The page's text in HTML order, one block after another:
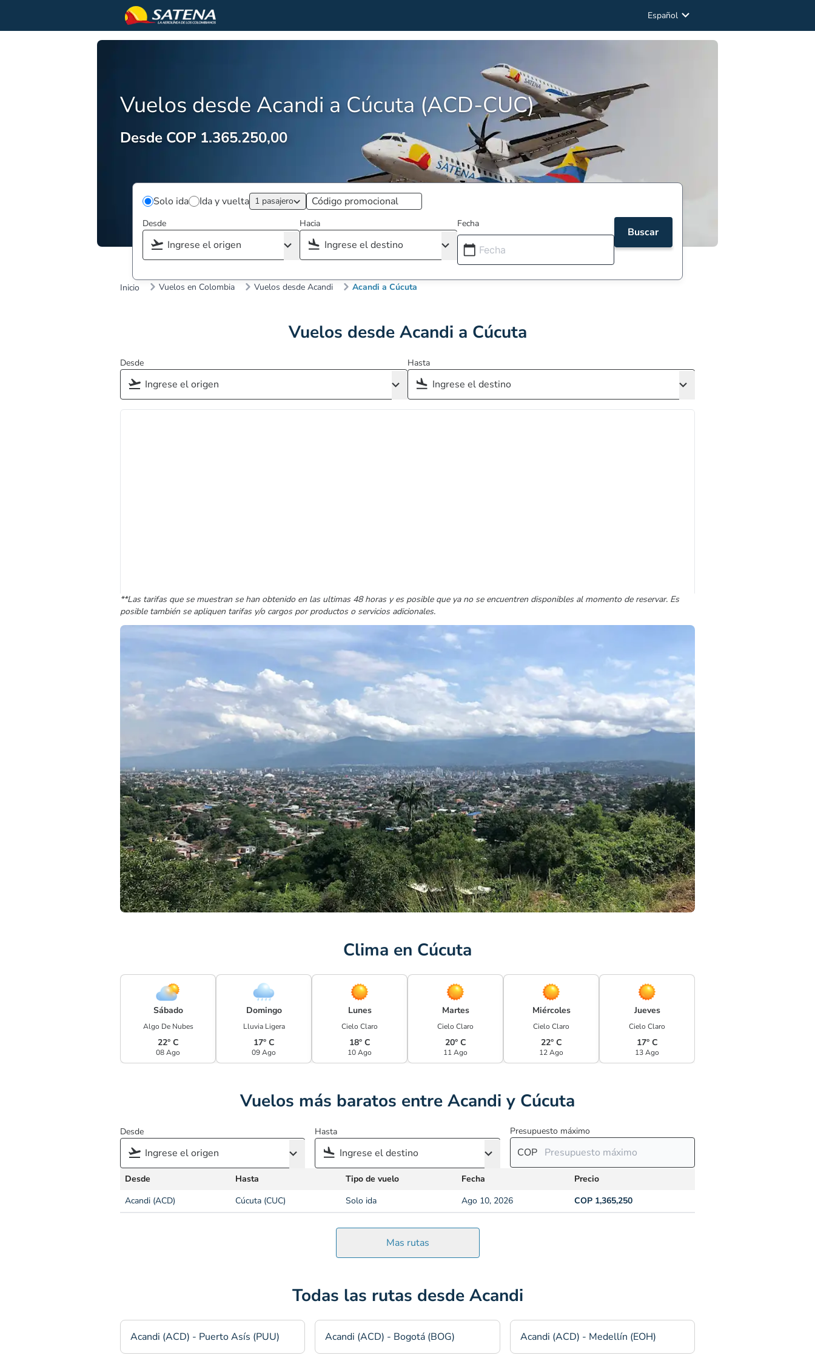
Español
Vuelos desde Acandi a Cúcuta (ACD-CUC)
Desde COP 1.365.250,00
Solo ida Ida y vuelta 1 pasajero
Desde
Hacia Fecha
Buscar
Inicio Vuelos en Colombia Vuelos desde Acandi Acandi a Cúcuta
Vuelos desde Acandi a Cúcuta
Desde Hasta
**Las tarifas que se muestran se han obtenido en las ultimas 48 horas y es posible que ya no se encuentren disponibles al momento de reservar. Es
posible también se apliquen tarifas y/o cargos por productos o servicios adicionales.
Clima en Cúcuta
Sábado
Algo De Nubes
22° C
08 Ago
Domingo
Lluvia Ligera
17° C
09 Ago
Lunes
Cielo Claro
18° C
10 Ago
Martes
Cielo Claro
20° C
11 Ago
Miércoles
Cielo Claro
22° C
12 Ago
Jueves
Cielo Claro
17° C
13 Ago
Vuelos más baratos entre Acandi y Cúcuta
Desde Hasta Presupuesto máximo
COP
Desde Hasta Tipo de vuelo Fecha
Precio
Acandi (ACD)
Cúcuta (CUC) Solo ida Ago 10, 2026 COP 1,365,250
Mas rutas
Todas las rutas desde Acandi
Acandi (ACD) - Puerto Asís (PUU) Acandi (ACD) - Bogotá (BOG) Acandi (ACD) - Medellín (EOH)